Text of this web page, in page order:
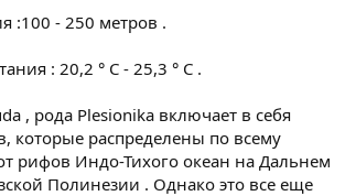
:100 - 250 метров .
: 20,2 ° С - 25,3 ° С .
, рода Plesionika включает в себя
которые распределены по всему
рифов Индо-Тихого океан на Дальнем
Полинезии . Однако это все еще